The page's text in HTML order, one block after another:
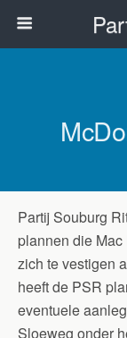
Partij Souburg
plannen die
zich te vestigen
heeft de PSR
eventuele
Sloeweg onder